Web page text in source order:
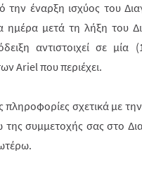
την έναρξη ισχύος του
ημέρα μετά τη λήξη του
αντιστοιχεί σε
Arielπου περιέχει.
πληροφορίες σχετικά με
συμμετοχής σας στο